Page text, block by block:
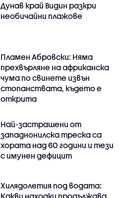
Дунав край Видин разкри
необичайни плажове
Пламен Абровски: Няма
прехвърляне на африканска
чума по свинете извън
стопанствата, където е
открита
Най-застрашени от
западнонилска треска са
хората над 60 години и тези
с имунен дефицит
Хилядолетия под водата: